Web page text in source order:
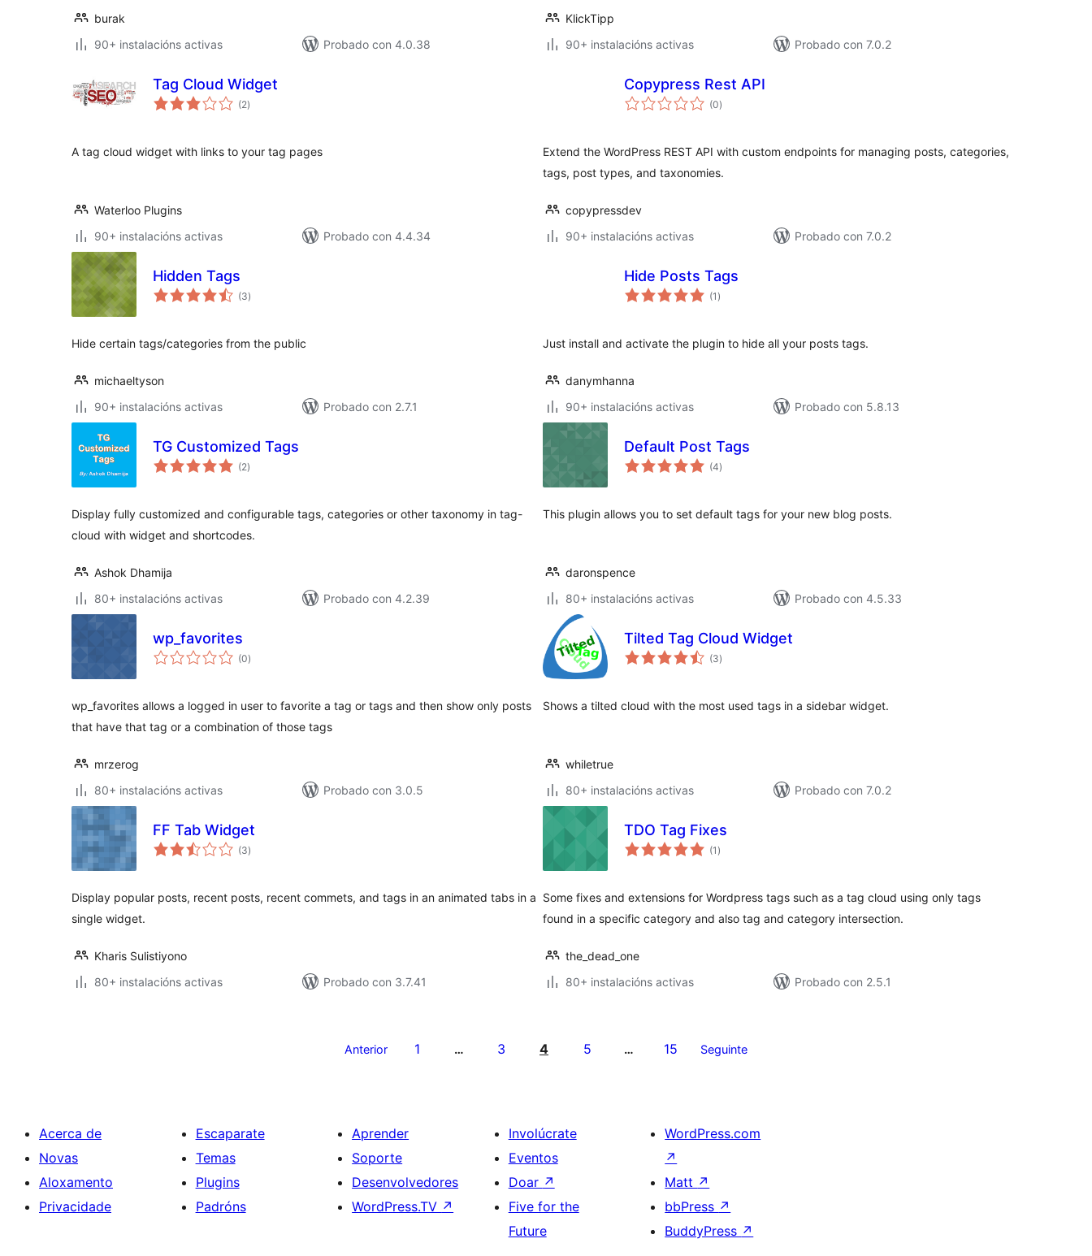
burak
90+ instalacións activas
Probado con 4.0.38
KlickTipp
90+ instalacións activas
Probado con 7.0.2
Tag Cloud Widget
(2valoracións
totais
)
A tag cloud widget with links to your tag pages
Waterloo Plugins
90+ instalacións activas
Probado con 4.4.34
Copypress Rest API
(0valoracións
totais
)
Extend the WordPress REST API with custom endpoints for managing posts, categories,
tags, post types, and taxonomies.
copypressdev
90+ instalacións activas
Probado con 7.0.2
Hidden Tags
(3valoracións
totais
)
Hide certain tags/categories from the public
michaeltyson
90+ instalacións activas
Probado con 2.7.1
Hide Posts Tags
(1 valoracións
totais
)
Just install and activate the plugin to hide all your posts tags.
danymhanna
90+ instalacións activas
Probado con 5.8.13
TG Customized Tags
(2valoracións
totais
)
Display fully customized and configurable tags, categories or other taxonomy in tag-
cloud with widget and shortcodes.
Ashok Dhamija
80+ instalacións activas
Probado con 4.2.39
Default Post Tags
(4valoracións
totais
)
This plugin allows you to set default tags for your new blog posts.
daronspence
80+ instalacións activas
Probado con 4.5.33
wp_favorites
(0valoracións
totais
)
wp_favorites allows a logged in user to favorite a tag or tags and then show only posts
that have that tag or a combination of those tags
mrzerog
80+ instalacións activas
Probado con 3.0.5
Tilted Tag Cloud Widget
(3valoracións
totais
)
Shows a tilted cloud with the most used tags in a sidebar widget.
whiletrue
80+ instalacións activas
Probado con 7.0.2
FF Tab Widget
(3valoracións
totais
)
Display popular posts, recent posts, recent commets, and tags in an animated tabs in a
single widget.
Kharis Sulistiyono
80+ instalacións activas
Probado con 3.7.41
TDO Tag Fixes
(1 valoracións
totais
)
Some fixes and extensions for Wordpress tags such as a tag cloud using only tags
found in a specific category and also tag and category intersection.
the_dead_one
80+ instalacións activas
Probado con 2.5.1
Anterior 1 … 3 4 5 … 15 Seguinte
Acerca de
Novas
Aloxamento
Privacidade
Escaparate
Temas
Plugins
Padróns
Aprender
Soporte
Desenvolvedores
WordPress.TV ↗
Involúcrate
Eventos
Doar ↗
Five for the
Future
WordPress.com
↗
Matt ↗
bbPress ↗
BuddyPress ↗